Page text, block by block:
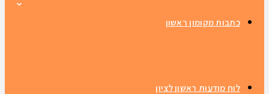
כתבות מקומון ראשון
לוח מודעות ראשון לציון